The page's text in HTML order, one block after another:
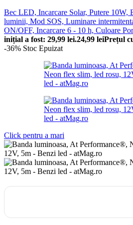
Bec LED, Incarcare Solar, Putere 10W,
luminii, Mod SOS, Luminare
ON/OFF, Incarcare 6 - 10 h, Culoare
inițial a fost: 29,99 lei.24,99 leiPrețul
-36% Stoc Epuizat
Click pentru a mari